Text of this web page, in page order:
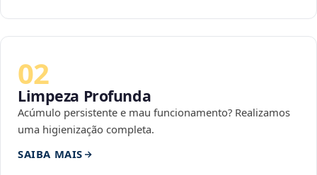
02
Limpeza Profunda
Acúmulo persistente e mau funcionamento? Realizamos
uma higienização completa.
SAIBA MAIS